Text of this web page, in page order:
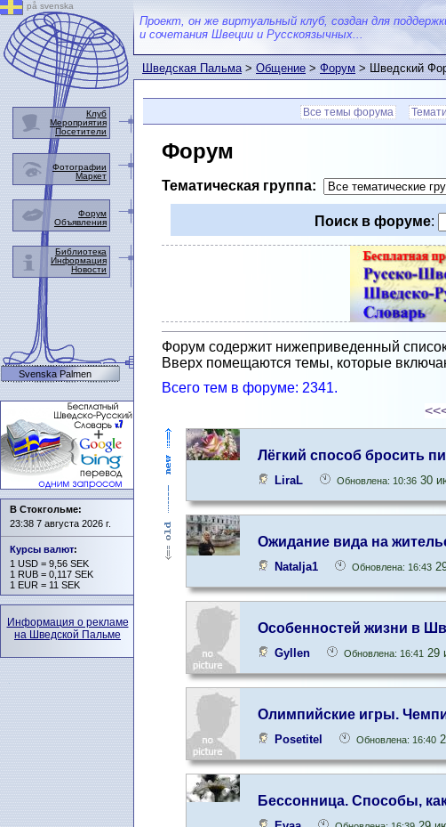
Проект, он же виртуальный клуб, создан для
и сочетания Швеции и Русскоязычных...
Шведская Пальма>Общение>Форум> Шведский
Все темы форума
Форум
Тематическая группа:
Поиск в форуме:
Форум содержит нижеприведенный
Вверх помещаются темы, которые
Всего тем в форуме: 2341.
Лёгкий способ бросить
LiraL Обновлена: 10:3630
Ожидание вида на
Natalja1 Обновлена: 16:43
Oсобенностей жизни в
Gyllen Обновлена: 16:4129
Олимпийские игры.
Posetitel Обновлена: 16:40
Бессонница. Способы,
på svenska
Клуб
Мероприятия
Посетители
Фотографии
Маркет
Форум
Объявления
Библиотека
Информация
Новости
Svenska Palmen
В Стокгольме:
23:38 7 августа 2026 г.
Курсы валют:
1 USD = 9,56 SEK
1 RUB = 0,117 SEK
1 EUR = 11 SEK
Информация о рекламе
на Шведской Пальме